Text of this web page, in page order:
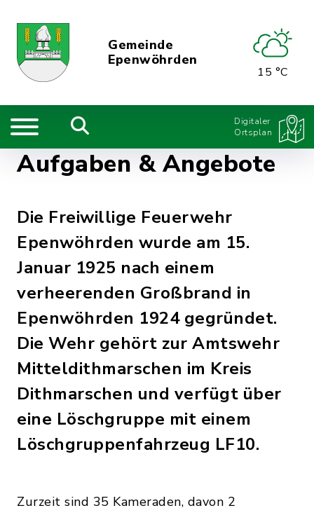
Gemeinde
Epenwöhrden
15 °C
Digitaler
Ortsplan
Aufgaben & Angebote
Die Freiwillige Feuerwehr
Epenwöhrden wurde am 15.
Januar 1925 nach einem
verheerenden Großbrand in
Epenwöhrden 1924 gegründet.
Die Wehr gehört zur Amtswehr
Mitteldithmarschen im Kreis
Dithmarschen und verfügt über
eine Löschgruppe mit einem
Löschgruppenfahrzeug LF10.
Zurzeit sind 35 Kameraden, davon 2